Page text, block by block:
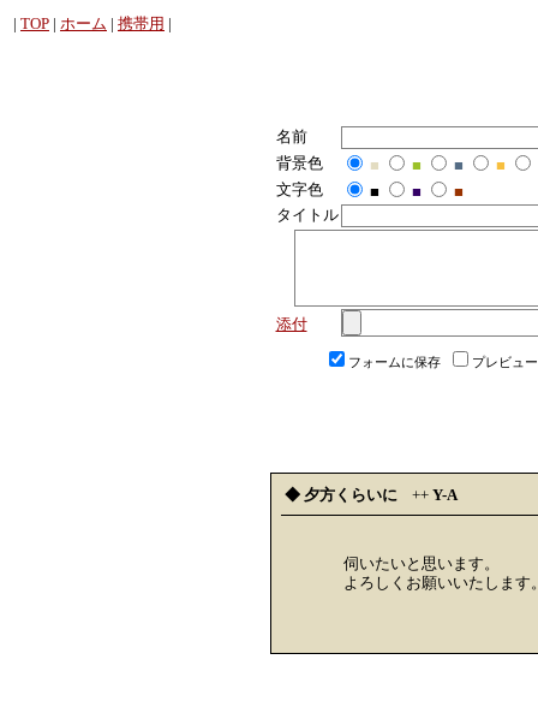
| TOP | ホーム | 携帯用 |
名前
背景色
■ ■ ■ ■
文字色
■ ■
■
タイトル
添付
フォームに保存 プレビュー
◆ 夕方くらいに ++ Y-A
伺いたいと思います。
よろしくお願いいたします